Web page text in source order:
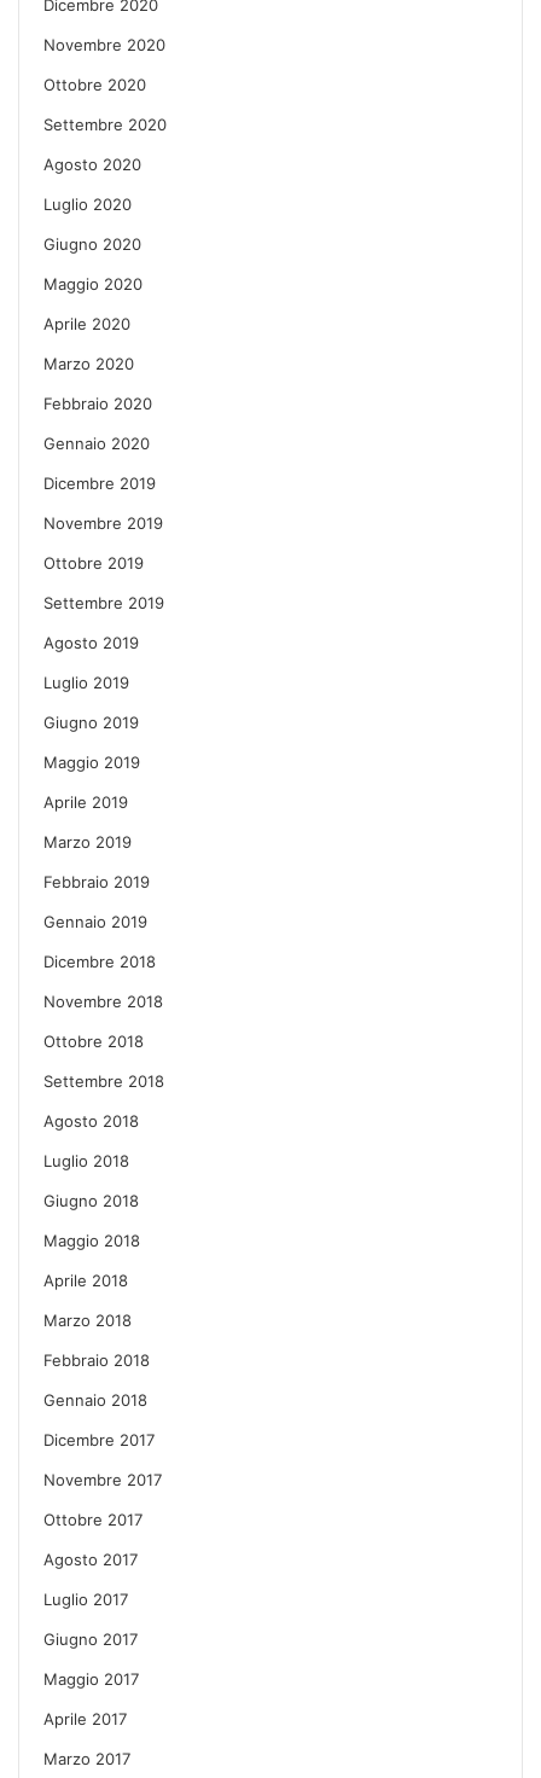
Dicembre 2020
Novembre 2020
Ottobre 2020
Settembre 2020
Agosto 2020
Luglio 2020
Giugno 2020
Maggio 2020
Aprile 2020
Marzo 2020
Febbraio 2020
Gennaio 2020
Dicembre 2019
Novembre 2019
Ottobre 2019
Settembre 2019
Agosto 2019
Luglio 2019
Giugno 2019
Maggio 2019
Aprile 2019
Marzo 2019
Febbraio 2019
Gennaio 2019
Dicembre 2018
Novembre 2018
Ottobre 2018
Settembre 2018
Agosto 2018
Luglio 2018
Giugno 2018
Maggio 2018
Aprile 2018
Marzo 2018
Febbraio 2018
Gennaio 2018
Dicembre 2017
Novembre 2017
Ottobre 2017
Agosto 2017
Luglio 2017
Giugno 2017
Maggio 2017
Aprile 2017
Marzo 2017